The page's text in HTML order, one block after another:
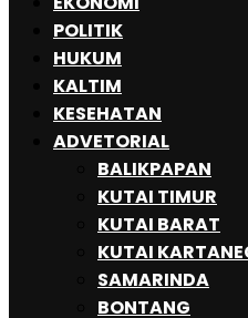
POLITIK
HUKUM
KALTIM
KESEHATAN
ADVETORIAL
BALIKPAPAN
KUTAI TIMUR
KUTAI BARAT
KUTAI
SAMARINDA
BONTANG